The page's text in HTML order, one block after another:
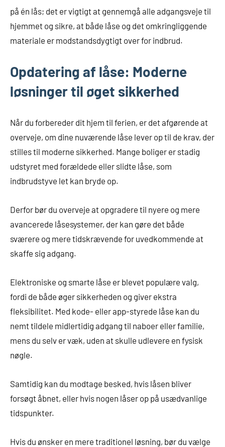
på én lås; det er vigtigt at gennemgå alle adgangsveje til
hjemmet og sikre, at både låse og det omkringliggende
materiale er modstandsdygtigt over for indbrud.
Opdatering af låse: Moderne
løsninger til øget sikkerhed
Når du forbereder dit hjem til ferien, er det afgørende at
overveje, om dine nuværende låse lever op til de krav, der
stilles til moderne sikkerhed. Mange boliger er stadig
udstyret med forældede eller slidte låse, som
indbrudstyve let kan bryde op.
Derfor bør du overveje at opgradere til nyere og mere
avancerede låsesystemer, der kan gøre det både
sværere og mere tidskrævende for uvedkommende at
skaffe sig adgang.
Elektroniske og smarte låse er blevet populære valg,
fordi de både øger sikkerheden og giver ekstra
fleksibilitet. Med kode- eller app-styrede låse kan du
nemt tildele midlertidig adgang til naboer eller familie,
mens du selv er væk, uden at skulle udlevere en fysisk
nøgle.
Samtidig kan du modtage besked, hvis låsen bliver
forsøgt åbnet, eller hvis nogen låser op på usædvanlige
tidspunkter.
Hvis du ønsker en mere traditionel løsning, bør du vælge